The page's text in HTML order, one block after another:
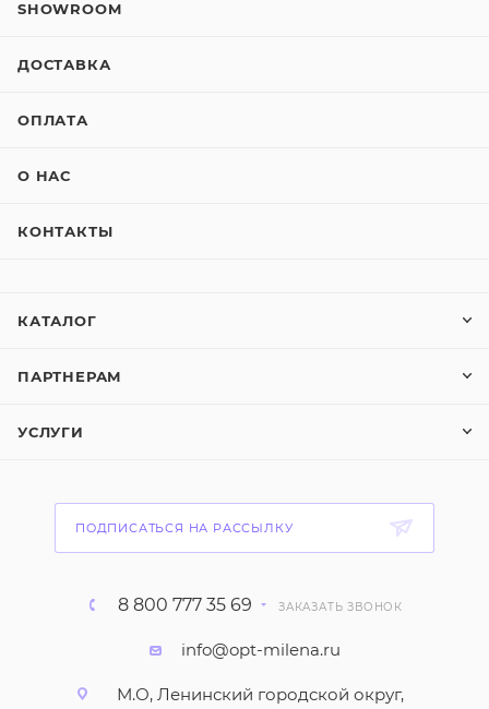
SHOWROOM
ДОСТАВКА
ОПЛАТА
О НАС
КОНТАКТЫ
КАТАЛОГ
ПАРТНЕРАМ
УСЛУГИ
ПОДПИСАТЬСЯ НА РАССЫЛКУ
8 800 777 35 69 ЗАКАЗАТЬ ЗВОНОК
info@opt-milena.ru
М.О, Ленинский городской округ,